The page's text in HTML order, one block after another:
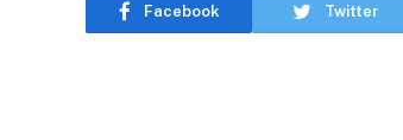
Facebook Twitter